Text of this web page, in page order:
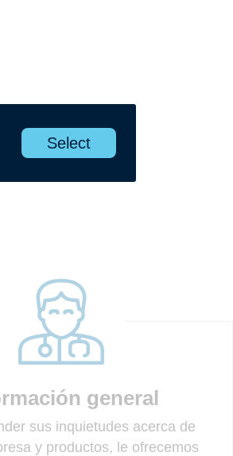
Select
general
sus inquietudes acerca de
y productos, le ofrecemos